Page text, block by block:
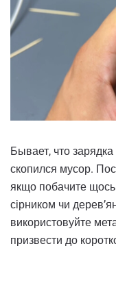
Бывает, что
скопился мусор.
якщо побачите
сірником чи
використовуйте
призвести до